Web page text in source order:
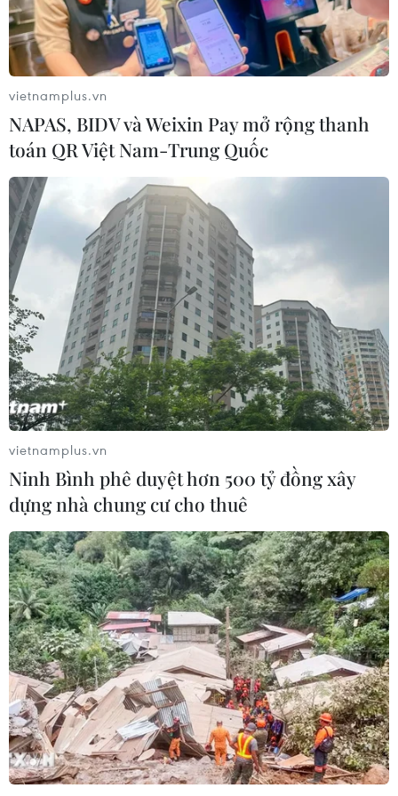
Hà Nội tăng tốc thi công
đường Vành đai 1 đoạn Hoàng Cầu-
Voi Phục
06/08/2026 09:07
Khởi tố Chủ tịch Hội đồng quản trị,
Giám đốc Công ty cổ phần Mekolor
06/08/2026 09:06
Đồng Nai yêu cầu đẩy nhanh tiến độ
dự án kết nối vùng, sân bay Long
Thành
06/08/2026 09:05
Toàn cảnh vụ sai phạm điểm
thi trường THPT chuyên Tuyên
Quang
tông của xe tải cẩu, 2 người thoát
chết
06/08/2026 09:00
Dự án mở rộng đường Nguyễn Tuân
tăng kết nối khu vực phía Tây Nam
Hà Nội
06/08/2026 08:19
Ninh Bình phê duyệt hơn 500 tỷ
vietnamplus.vn
NAPAS, BIDV và Weixin Pay mở rộng thanh
toán QR Việt Nam-Trung Quốc
vietnamplus.vn
Ninh Bình phê duyệt hơn 500 tỷ đồng xây
dựng nhà chung cư cho thuê